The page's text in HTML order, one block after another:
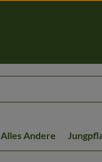
Alles Andere